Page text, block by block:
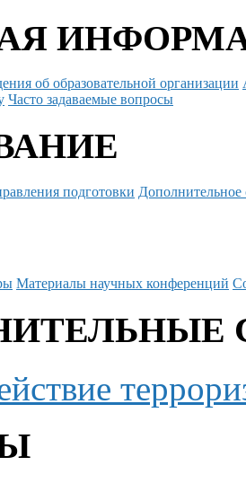
об образовательной организации
Часто задаваемые вопросы
подготовки Дополнительное
Материалы научных конференций